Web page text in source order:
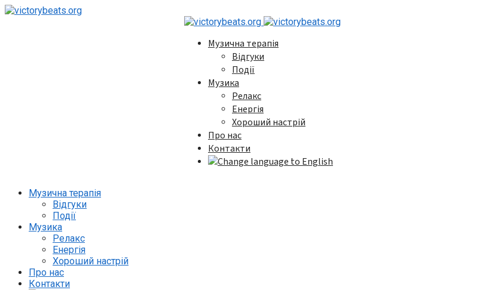
Музична терапія
Відгуки
Події
Музика
Релакс
Енергія
Хороший настрій
Про нас
Контакти
Музична терапія
Відгуки
Події
Музика
Релакс
Енергія
Хороший настрій
Про нас
Контакти